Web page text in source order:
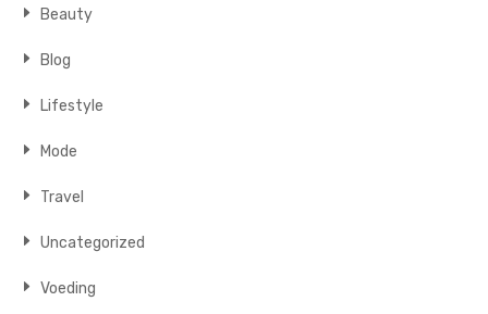
Beauty
Blog
Lifestyle
Mode
Travel
Uncategorized
Voeding